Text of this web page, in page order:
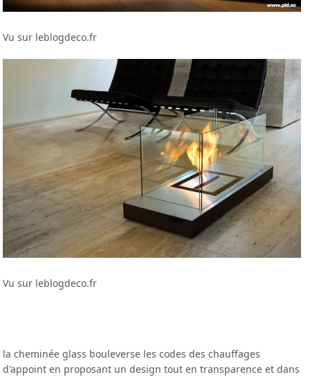
Vu sur leblogdeco.fr
Vu sur leblogdeco.fr
la cheminée glass bouleverse les codes des chauffages
d'appoint en proposant un design tout en transparence et dans